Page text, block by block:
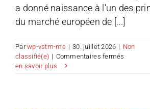
a donné naissance à l'un des
du marché européen de [...]
Parwp-vstm-me | 30. juillet 2026 | Non
classifié(e) | Commentaires fermés
plus
en savoir plus